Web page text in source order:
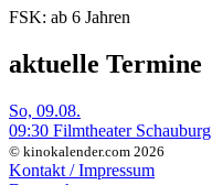
FSK: ab 6 Jahren
aktuelle Termine
So, 09.08.
09:30 Filmtheater Schauburg
© kinokalender.com 2026
Kontakt / Impressum